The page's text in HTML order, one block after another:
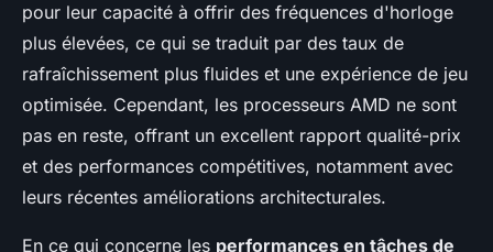
pour leur capacité à offrir des fréquences d'horloge
plus élevées, ce qui se traduit par des taux de
rafraîchissement plus fluides et une expérience de jeu
optimisée. Cependant, les processeurs AMD ne sont
pas en reste, offrant un excellent rapport qualité-prix
et des performances compétitives, notamment avec
leurs récentes améliorations architecturales.
En ce qui concerne les performances en tâches de